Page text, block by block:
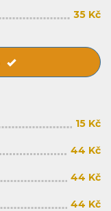
35 Kč
15 Kč
44 Kč
44 Kč
44 Kč